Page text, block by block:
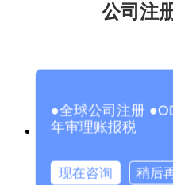
公司注
1.核名查询
●全球公司注册
年审理账报税
现在咨询 稍后